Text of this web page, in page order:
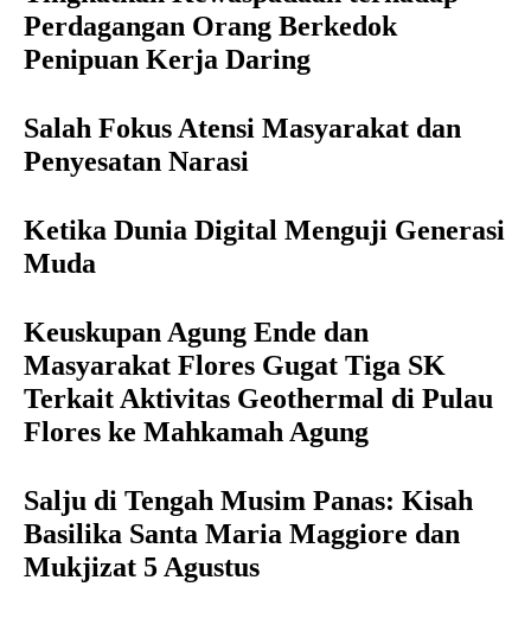
Perdagangan Orang Berkedok
Penipuan Kerja Daring
Salah Fokus Atensi Masyarakat dan
Penyesatan Narasi
Ketika Dunia Digital Menguji Generasi
Muda
Keuskupan Agung Ende dan
Masyarakat Flores Gugat Tiga SK
Terkait Aktivitas Geothermal di Pulau
Flores ke Mahkamah Agung
Salju di Tengah Musim Panas: Kisah
Basilika Santa Maria Maggiore dan
Mukjizat 5 Agustus